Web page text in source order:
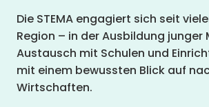
Die STEMA engagiert sich seit
Region – in der Ausbildung junger
Austausch mit Schulen und
mit einem bewussten Blick auf
Wirtschaften.